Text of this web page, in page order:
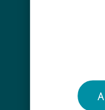
使用中の